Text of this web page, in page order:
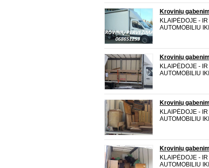
Krovinių
KLAIPĖDOJE -
AUTOMOBILIU
buitinę techniką,
Krovinių
KLAIPĖDOJE -
AUTOMOBILIU
buitinę techniką,
Krovinių
KLAIPĖDOJE -
AUTOMOBILIU
buitinę techniką,
Krovinių
KLAIPĖDOJE -
AUTOMOBILIU